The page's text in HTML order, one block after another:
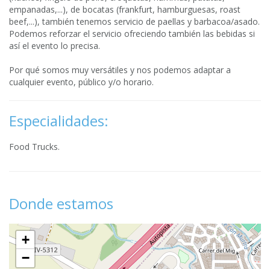
empanadas,...), de bocatas (frankfurt, hamburguesas, roast
beef,...), también tenemos servicio de paellas y barbacoa/asado.
Podemos reforzar el servicio ofreciendo también las bebidas si
así el evento lo precisa.
Por qué somos muy versátiles y nos podemos adaptar a
cualquier evento, público y/o horario.
Especialidades:
Food Trucks.
Donde estamos
+
−